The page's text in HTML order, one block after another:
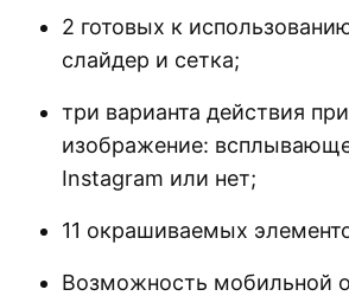
2 готовых к
слайдер и сетка;
три варианта действия
изображение:
Instagram или нет;
11 окрашиваемых
Возможность мобильной